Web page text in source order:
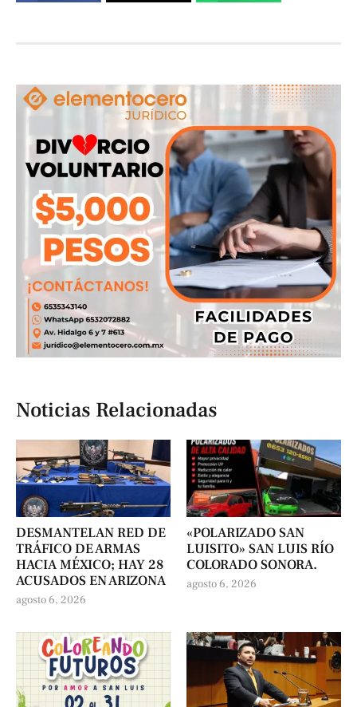
Noticias Relacionadas
DESMANTELAN RED DE
TRÁFICO DE ARMAS
HACIA MÉXICO; HAY 28
ACUSADOS EN ARIZONA
agosto 6, 2026
«POLARIZADO SAN
LUISITO» SAN LUIS RÍO
COLORADO SONORA.
agosto 6, 2026